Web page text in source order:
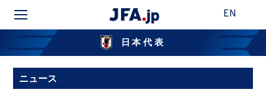
EN
日本代表
ニュース